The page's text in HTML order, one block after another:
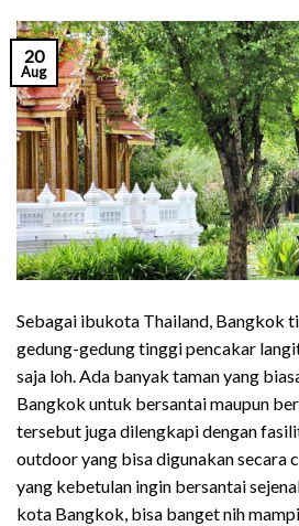
20
Aug
Sebagai ibukota Thailand, Bangkok
gedung-gedung tinggi pencakar
saja loh. Ada banyak taman yang
Bangkok untuk bersantai maupun
tersebut juga dilengkapi dengan
outdoor yang bisa digunakan secara
yang kebetulan ingin bersantai
kota Bangkok, bisa banget nih